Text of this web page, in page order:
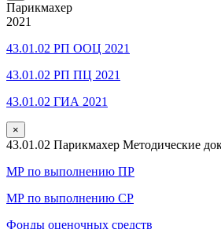
Парикмахер
2021
43.01.02 РП ООЦ 2021
43.01.02 РП ПЦ 2021
43.01.02 ГИА 2021
×
43.01.02 Парикмахер Методические
МР по выполнению ПР
МР по выполнению СР
Фонды оценочных средств